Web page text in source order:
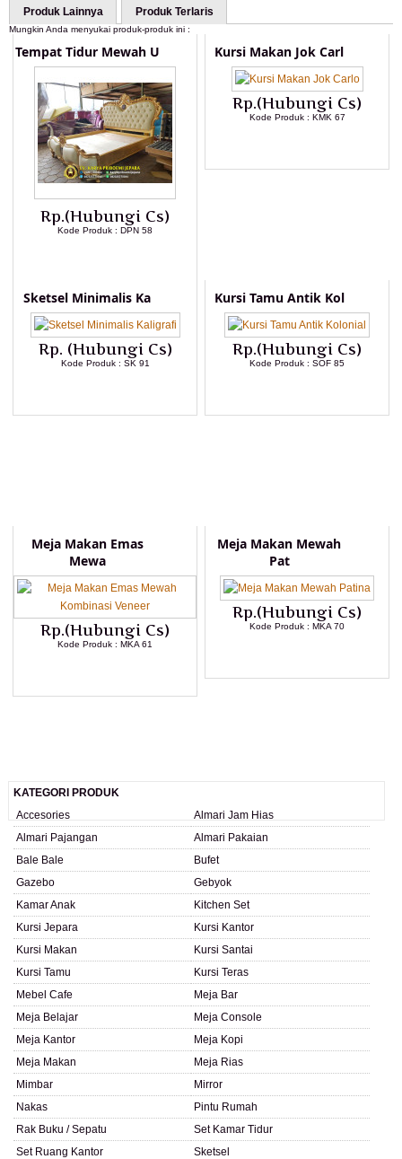
Produk Lainnya Produk Terlaris
Mungkin Anda menyukai produk-produk ini :
Tempat Tidur Mewah U
Rp.(Hubungi Cs)
Kode Produk : DPN 58
Kursi Makan Jok Carl
Rp.(Hubungi Cs)
Kode Produk : KMK 67
Sketsel Minimalis Ka
Rp. (Hubungi Cs)
Kode Produk : SK 91
Kursi Tamu Antik Kol
Rp.(Hubungi Cs)
Kode Produk : SOF 85
Meja Makan Emas
Mewa
Rp.(Hubungi Cs)
Kode Produk : MKA 61
Meja Makan Mewah
Pat
Rp.(Hubungi Cs)
Kode Produk : MKA 70
KATEGORI PRODUK
Accesories
Almari Jam Hias
Almari Pajangan
Almari Pakaian
Bale Bale
Bufet
Gazebo
Gebyok
Kamar Anak
Kitchen Set
Kursi Jepara
Kursi Kantor
Kursi Makan
Kursi Santai
Kursi Tamu
Kursi Teras
Mebel Cafe
Meja Bar
Meja Belajar
Meja Console
Meja Kantor
Meja Kopi
Meja Makan
Meja Rias
Mimbar
Mirror
Nakas
Pintu Rumah
Rak Buku / Sepatu
Set Kamar Tidur
Set Ruang Kantor
Sketsel